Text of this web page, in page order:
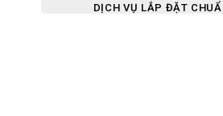
DỊCH VỤ LẮP ĐẶT